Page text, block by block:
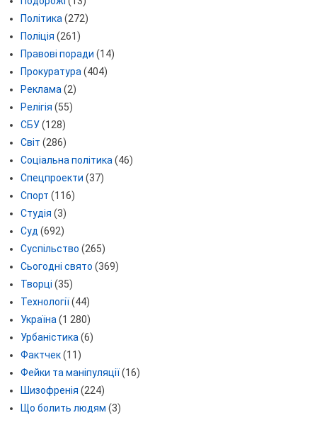
Політика (272)
Поліція (261)
Правові поради (14)
Прокуратура (404)
Реклама (2)
Релігія (55)
СБУ(128)
Світ (286)
Соціальна політика (46)
Спецпроекти (37)
Спорт (116)
Студія (3)
Суд (692)
Суспільство (265)
Сьогодні свято (369)
Творці (35)
Технології(44)
Україна (1 280)
Урбаністика (6)
Фактчек(11)
Фейки та маніпуляції(16)
Шизофренія (224)
Що болить людям (3)